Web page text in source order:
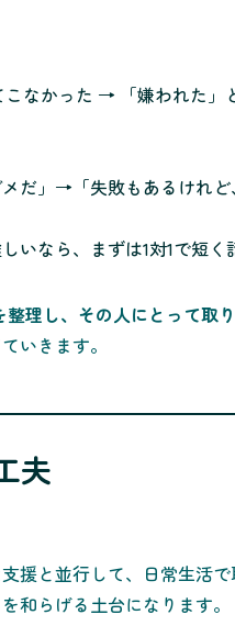
なかった → 「嫌われた」
だ」→「失敗もあるけれど
いなら、まずは1対1で短く
整理し、その人にとって取
いきます。
夫
援と並行して、日常生活
和らげる土台になります。